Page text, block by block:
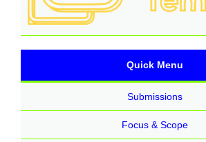
Quick Menu
Submissions
Focus & Scope